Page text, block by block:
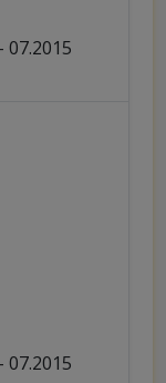
07.2015
07.2015